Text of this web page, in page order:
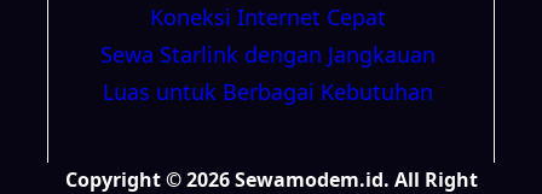
Koneksi Internet Cepat
Sewa Starlink dengan Jangkauan
Luas untuk Berbagai Kebutuhan
Copyright © 2026 Sewamodem.id. All Right